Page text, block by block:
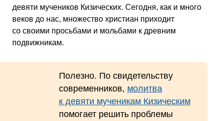
девяти мучеников Кизических. Сегодня, как и много
веков до нас, множество христиан приходит
со своими просьбами и мольбами к древним
подвижникам.
Полезно. По свидетельству
современников, молитва
к девяти мученикам Кизическим
помогает решить проблемы